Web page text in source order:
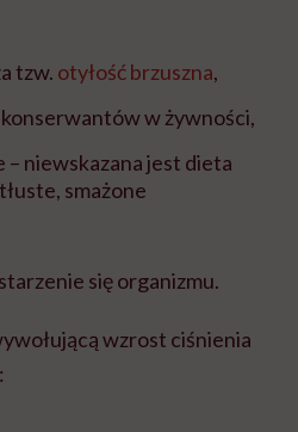
tzw. otyłość brzuszna,
w żywności,
niewskazana jest dieta
smażone
się organizmu.
wzrost ciśnienia